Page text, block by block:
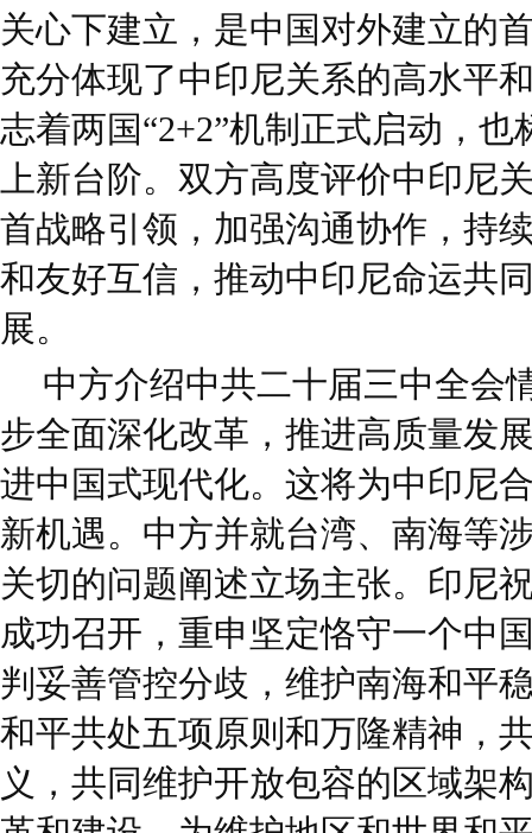
关心下建立，是中国对外建立的
充分体现了中印尼关系的高水平
志着两国“2+2”机制正式启动，
上新台阶。双方高度评价中印尼
首战略引领，加强沟通协作，持
和友好互信，推动中印尼命运共
展。
中方介绍中共二十届三中全会
步全面深化改革，推进高质量发
进中国式现代化。这将为中印尼
新机遇。中方并就台湾、南海等
关切的问题阐述立场主张。印尼
成功召开，重申坚定恪守一个中
判妥善管控分歧，维护南海和平
和平共处五项原则和万隆精神，
义，共同维护开放包容的区域架